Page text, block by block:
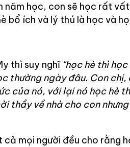
năm học, con sẽ học rất
bổ ích và lý thú là học và
thì suy nghĩ "học hè thì học
thường ngày đâu. Con chị,
của nó, với lại nó học hè
thầy về nhà cho con
mọi người đều cho rằng